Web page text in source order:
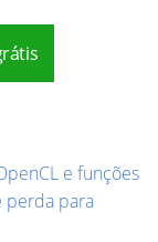
e funções
perda para